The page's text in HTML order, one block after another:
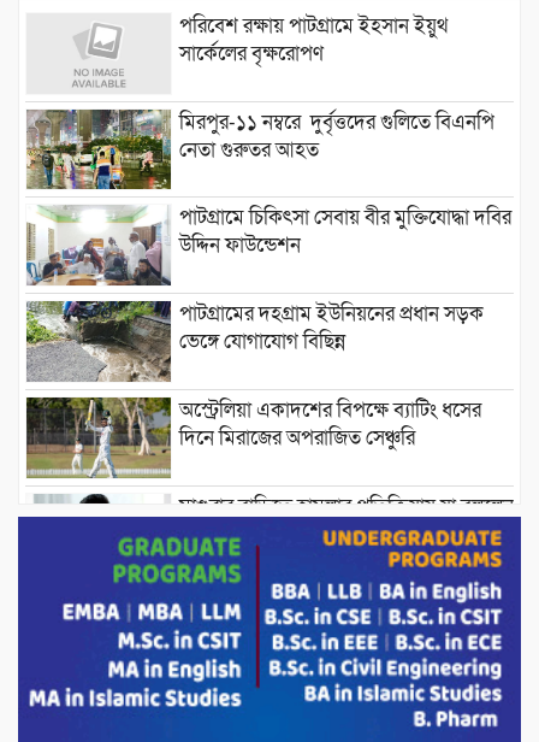
পরিবেশ রক্ষায় পাটগ্রামে ইহসান ইয়ুথ
সার্কেলের বৃক্ষরোপণ
মিরপুর-১১ নম্বরে দুর্বৃত্তদের গুলিতে বিএনপি
নেতা গুরুতর আহত
পাটগ্রামে চিকিৎসা সেবায় বীর মুক্তিযোদ্ধা দবির
উদ্দিন ফাউন্ডেশন
পাটগ্রামের দহগ্রাম ইউনিয়নের প্রধান সড়ক
ভেঙ্গে যোগাযোগ বিছিন্ন
অস্ট্রেলিয়া একাদশের বিপক্ষে ব্যাটিং ধসের
দিনে মিরাজের অপরাজিত সেঞ্চুরি
মাগুরার বাড়িতে হামলার প্রতিক্রিয়ায় যা বললেন
সাকিব।
দেশীয় পাঁচ প্রজাতির ছোট মাছে উদ্বেগজনক
মাত্রায় মাইক্রোপ্লাস্টিকের উপস্থিতি শনাক্ত ।
সরকারকে ব্যর্থ করতে দেশের বিরুদ্ধে একটি
দল চক্রান্ত চালিয়ে যাচ্ছে : রিজভী